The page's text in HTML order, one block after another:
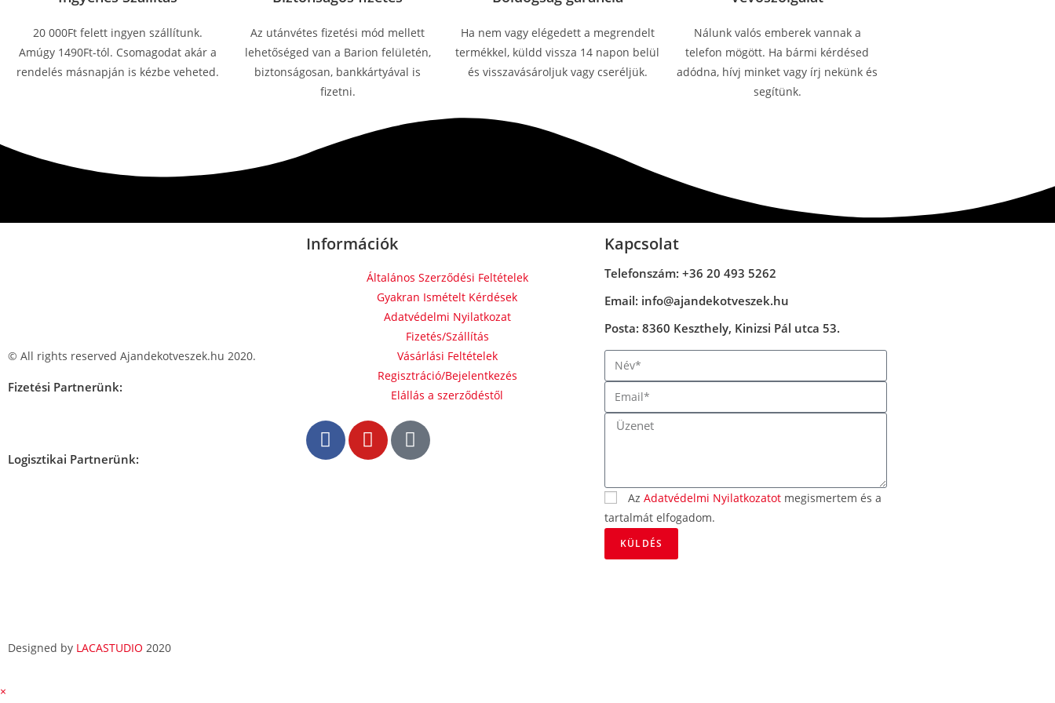
20 000Ft felett ingyen szállítunk.
Amúgy 1490Ft-tól. Csomagodat akár a
rendelés másnapján is kézbe veheted.
Az utánvétes fizetési mód mellett
lehetőséged van a Barion felületén,
biztonságosan, bankkártyával is
fizetni.
Ha nem vagy elégedett a megrendelt
termékkel, küldd vissza 14 napon belül
és visszavásároljuk vagy cseréljük.
Nálunk valós emberek vannak a
telefon mögött. Ha bármi kérdésed
adódna, hívj minket vagy írj nekünk és
segítünk.
© All rights reserved Ajandekotveszek.hu 2020.
Fizetési Partnerünk:
Logisztikai Partnerünk:
Információk
Általános Szerződési Feltételek
Gyakran Ismételt Kérdések
Adatvédelmi Nyilatkozat
Fizetés/Szállítás
Vásárlási Feltételek
Regisztráció/Bejelentkezés
Elállás a szerződéstől
Kapcsolat
Telefonszám: +36 20 493 5262
Email: info@ajandekotveszek.hu
Posta: 8360 Keszthely, Kinizsi Pál utca 53.
Az Adatvédelmi Nyilatkozatotmegismertem és a
tartalmát elfogadom.
KÜLDÉS
Designed by LACASTUDIO 2020
×